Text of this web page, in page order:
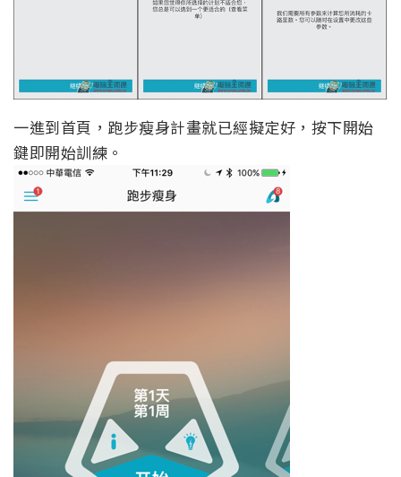
一進到首頁，跑步瘦身計畫就已經擬定好，按下開始
鍵即開始訓練。